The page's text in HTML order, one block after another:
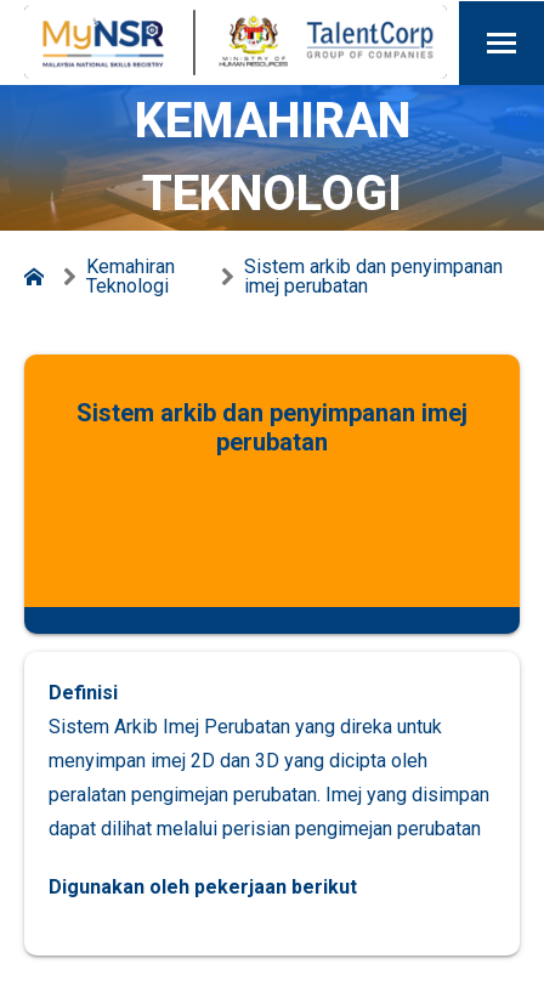
KEMAHIRAN
TEKNOLOGI
Kemahiran
Teknologi
Sistem arkib dan penyimpanan
imej perubatan
Sistem arkib dan penyimpanan imej
perubatan
Definisi
Sistem Arkib Imej Perubatan yang direka untuk
menyimpan imej 2D dan 3D yang dicipta oleh
peralatan pengimejan perubatan. Imej yang disimpan
dapat dilihat melalui perisian pengimejan perubatan
Digunakan oleh pekerjaan berikut